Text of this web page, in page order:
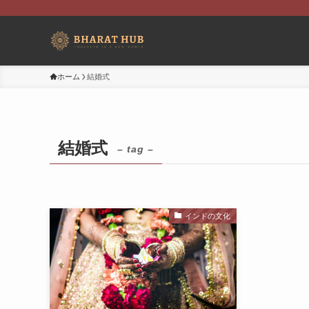
ホーム 結婚式
結婚式 – tag –
インドの文化